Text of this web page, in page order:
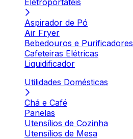
Eletroportáteis
Aspirador de Pó
Air Fryer
Bebedouros e Purificadores
Cafeteiras Elétricas
Liquidificador
Utilidades Domésticas
Chá e Café
Panelas
Utensílios de Cozinha
Utensílios de Mesa